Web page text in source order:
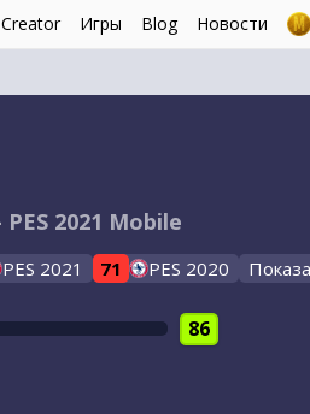
Игры Blog Новости
2021 Mobile
PES 2021 71 PES 2020
86